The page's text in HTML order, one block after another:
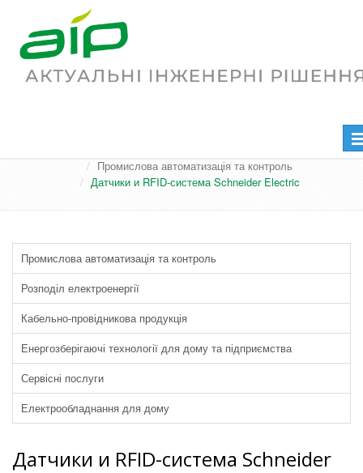
Промислова автоматизація та контроль
Датчики и RFID-система Schneider Electric
Промислова автоматизація та контроль
Розподіл електроенергії
Кабельно-провідникова продукція
Енергозберігаючі технології для дому та підприємства
Сервісні послуги
Електрообладнання для дому
Датчики и RFID-система Schneider